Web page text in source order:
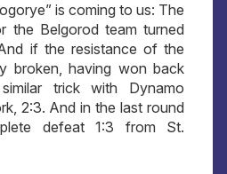
is coming to us: The
the Belgorod team turned
if the resistance of the
broken, having won back
trick with Dynamo
2:3. And in the last round
defeat 1:3 from St.